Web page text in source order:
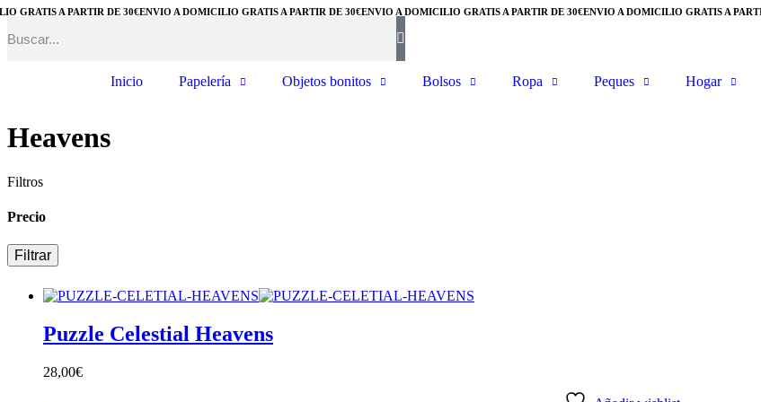
GRATIS A PARTIR DE 30€ENVÍO A DOMICILIO GRATIS A PARTIR DE 30€ENVÍO A DOMICILIO GRATIS A PARTIR DE 30€ENVÍO A DOMICILIO GRATIS A
Inicio Papelería Objetos bonitos Bolsos Ropa Peques Hogar
Heavens
Filtros
Precio
Filtrar
Puzzle Celestial Heavens
28,00€